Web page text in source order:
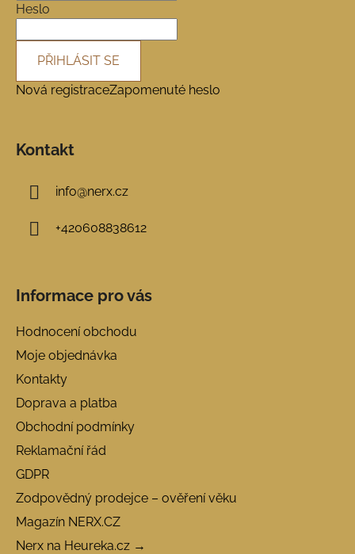
Heslo
PŘIHLÁSIT SE
Nová registraceZapomenuté heslo
Kontakt
info@nerx.cz
+420608838612
Informace pro vás
Hodnocení obchodu
Moje objednávka
Kontakty
Doprava a platba
Obchodní podmínky
Reklamační řád
GDPR
Zodpovědný prodejce – ověření věku
Magazín NERX.CZ
Nerx na Heureka.cz →